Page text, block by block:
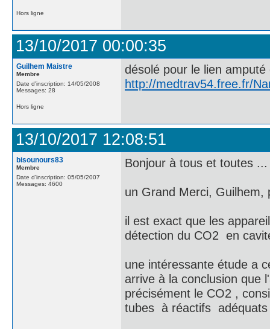
Hors ligne
13/10/2017 00:00:35
Guilhem Maistre
Membre
Date d'inscription: 14/05/2008
Messages: 28
désolé pour le lien
http://medtrav54.free.fr/
Hors ligne
13/10/2017 12:08:51
bisounours83
Membre
Date d'inscription: 05/05/2007
Messages: 4600
Bonjour à tous et toutes ...
un Grand Merci,
il est exact que les
détection du CO2 en
une intéressante étude a
arrive à la conclusion que
précisément le CO2 ,
tubes à réactifs